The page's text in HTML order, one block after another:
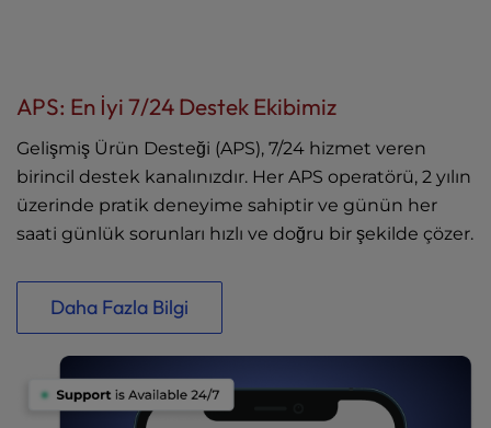
APS: En İyi 7/24 Destek Ekibimiz
Gelişmiş Ürün Desteği (APS), 7/24 hizmet veren
birincil destek kanalınızdır. Her APS operatörü, 2 yılın
üzerinde pratik deneyime sahiptir ve günün her
saati günlük sorunları hızlı ve doğru bir şekilde çözer.
Daha Fazla Bilgi